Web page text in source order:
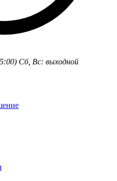
Сб, Вс: выходной